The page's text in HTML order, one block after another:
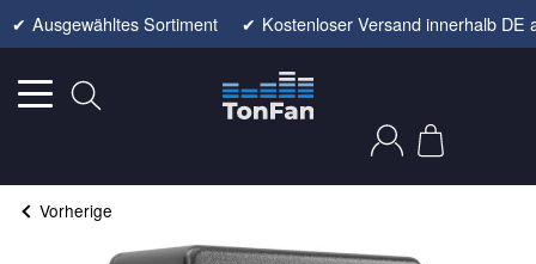
✔ Ausgewähltes Sortiment ✔ Kostenloser Versand innerhalb DE
Vorherige